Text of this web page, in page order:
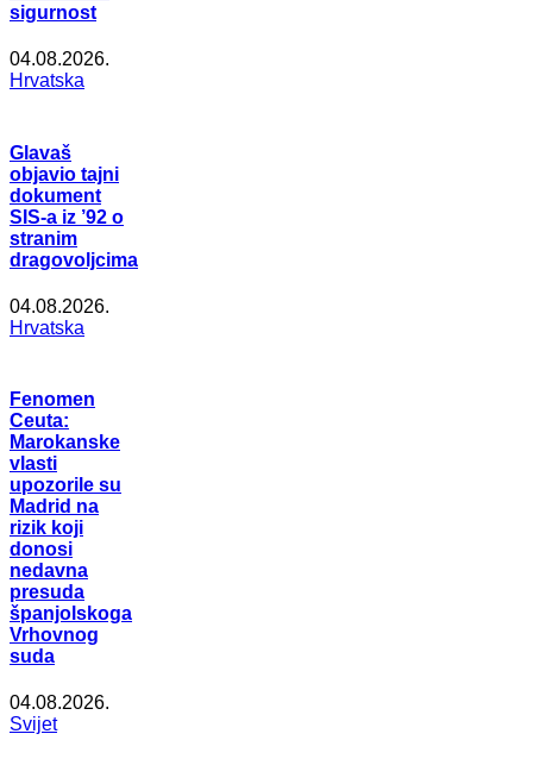
sigurnost
04.08.2026.
Hrvatska
Glavaš
objavio tajni
dokument
SIS-a iz ’92 o
stranim
dragovoljcima
04.08.2026.
Hrvatska
Fenomen
Ceuta:
Marokanske
vlasti
upozorile su
Madrid na
rizik koji
donosi
nedavna
presuda
španjolskoga
Vrhovnog
suda
04.08.2026.
Svijet